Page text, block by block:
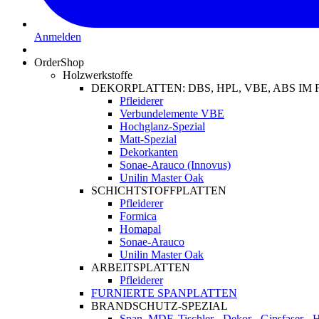
Anmelden
OrderShop
Holzwerkstoffe
DEKORPLATTEN: DBS, HPL, VBE, ABS IM
Pfleiderer
Verbundelemente VBE
Hochglanz-Spezial
Matt-Spezial
Dekorkanten
Sonae-Arauco (Innovus)
Unilin Master Oak
SCHICHTSTOFFPLATTEN
Pfleiderer
Formica
Homapal
Sonae-Arauco
Unilin Master Oak
ARBEITSPLATTEN
Pfleiderer
FURNIERTE SPANPLATTEN
BRANDSCHUTZ-SPEZIAL